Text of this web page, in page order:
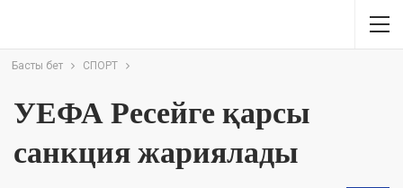
Басты бет СПОРТ
УЕФА Ресейге қарсы
санкция жариялады